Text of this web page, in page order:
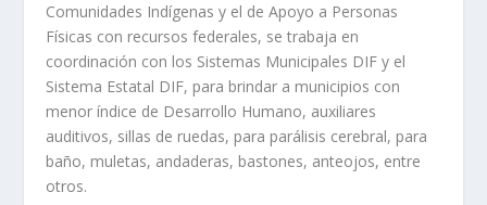
Comunidades Indígenas y el de Apoyo a Personas
Físicas con recursos federales, se trabaja en
coordinación con los Sistemas Municipales DIF y el
Sistema Estatal DIF, para brindar a municipios con
menor índice de Desarrollo Humano, auxiliares
auditivos, sillas de ruedas, para parálisis cerebral, para
baño, muletas, andaderas, bastones, anteojos, entre
otros.